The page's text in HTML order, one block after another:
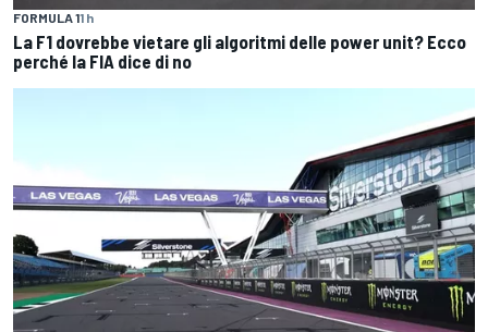
FORMULA 11 h
La F1 dovrebbe vietare gli algoritmi delle power unit? Ecco
perché la FIA dice di no